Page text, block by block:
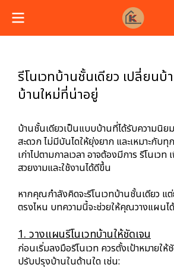
รีโนเวทบ้านชั้นเดียว เปลี่ยนบ้
บ้านใหม่ที่น่าอยู่
บ้านชั้นเดียวเป็นแบบบ้านที่ได้รับความนิย
สะดวก ไม่มีบันไดให้ยุ่งยาก และเหมาะกับ
เก่าไปตามกาลเวลา อาจต้องมีการ รีโนเว
สวยงามและใช้งานได้ดีขึ้น
หากคุณกำลังคิดจะรีโนเวทบ้านชั้นเดียว แต่
ตรงไหน บทความนี้จะช่วยให้คุณวางแผนไ
1. วางแผนรีโนเวทบ้านให้ชัดเจน
ก่อนเริ่มลงมือรีโนเวท ควรตั้งเป้าหมายให้
ปรับปรุงบ้านในด้านใด เช่น: